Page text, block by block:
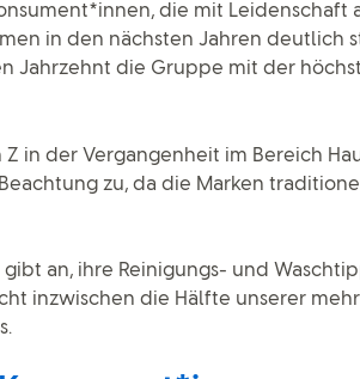
die mit Leidenschaft
in den nächsten Jahren deutlich
Jahrzehnt die Gruppe mit der
in der Vergangenheit im Bereich
zu, da die Marken
an, ihre Reinigungs- und
inzwischen die Hälfte unserer